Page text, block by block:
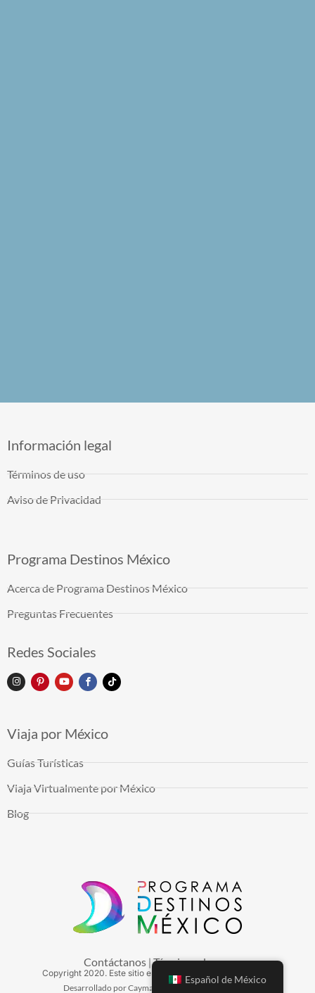
Información legal
Términos de uso
Aviso de Privacidad
Programa Destinos México
Acerca de Programa Destinos México
Preguntas Frecuentes
Redes Sociales
Viaja por México
Guías Turísticas
Viaja Virtualmente por México
Blog
Contáctanos |Términos de uso
Copyright 2020. Este sitio es mantenido por Arduinna, S.A.
Desarrollado por Cayman Hosting - Hospedaje Web
Español de México